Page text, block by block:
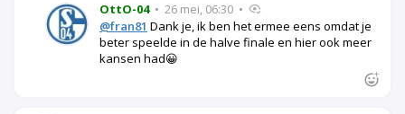
OttO-04 • 26 mei, 06:30 •
@fran81 Dank je, ik ben het ermee eens omdat je
beter speelde in de halve finale en hier ook meer
kansen had😀